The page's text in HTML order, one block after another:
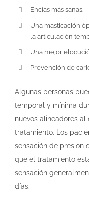
Encías más sanas.
Una masticación
la articulación
Una mejor
Prevención de
Algunas personas
temporal y mínima
nuevos alineadores
tratamiento. Los
sensación de presión
que el tratamiento
sensación
días.